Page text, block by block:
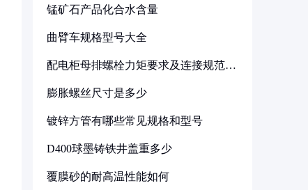
锰矿石产品化合水含量
曲臂车规格型号大全
配电柜母排螺栓力矩要求及连接规范详
膨胀螺丝尺寸是多少
镀锌方管有哪些常见规格和型号
D400球墨铸铁井盖重多少
覆膜砂的耐高温性能如何